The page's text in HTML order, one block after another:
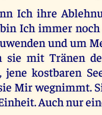
Ich ihre
Ich immer
und um
sie mit Tränen
kostbaren
Mir wegnimmt.
Auch nur